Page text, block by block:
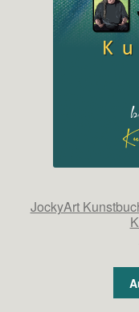
JockyArt